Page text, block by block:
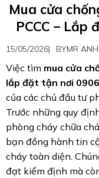
Mua cửa
PCCC – Lắp
15/05/2026| BYMR ANH|
Việc tìm mua cửa
lắp đặt tận nơi
của các chủ đầu tư
Trước những quy
phòng cháy chữa
bạn đồng hành tin
cháy toàn diện.
đạt kiểm định mà